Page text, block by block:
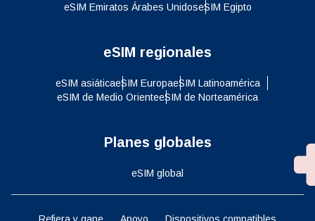
eSIM Emiratos Árabes UnidoseSIM Egipto
eSIM regionales
eSIM asiáticaeSIM EuropaeSIM Latinoamérica
eSIM de Medio OrienteeSIM de Norteamérica
Planes globales
eSIM global